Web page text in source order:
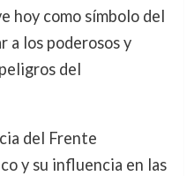
hoy como símbolo del
a los poderosos y
del
del Frente
y su influencia en las